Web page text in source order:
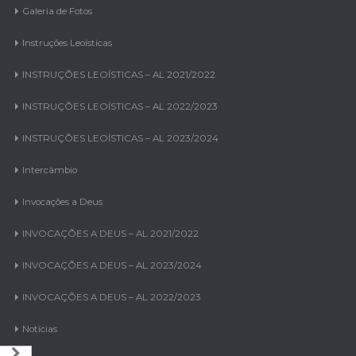
Galeria de Fotos
Instruções Leoísticas
INSTRUÇÕES LEOÍSTICAS – AL 2021/2022
INSTRUÇÕES LEOÍSTICAS – AL 2022/2023
INSTRUÇÕES LEOÍSTICAS – AL 2023/2024
Intercâmbio
Invocações a Deus
INVOCAÇÕES A DEUS – AL 2021/2022
INVOCAÇÕES A DEUS – AL 2023/2024
INVOCAÇÕES A DEUS – AL 2022/2023
Notícias